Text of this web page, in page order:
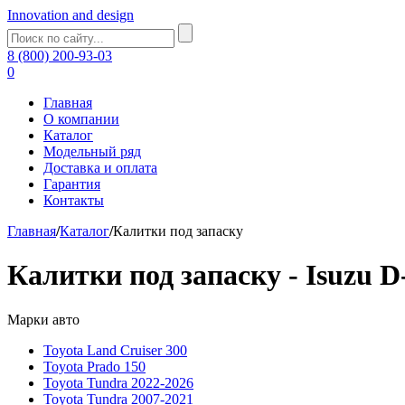
Innovation and design
8 (800) 200-93-03
0
Главная
О компании
Каталог
Модельный ряд
Доставка и оплата
Гарантия
Контакты
Главная/Каталог/Калитки под запаску
Калитки под запаску - Isuzu
Марки авто
Toyota Land Cruiser 300
Toyota Prado 150
Toyota Tundra 2022-2026
Toyota Tundra 2007-2021